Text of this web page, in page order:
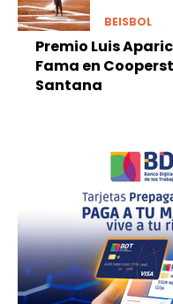
BEISBOL
Premio Luis
Fama en
Santana